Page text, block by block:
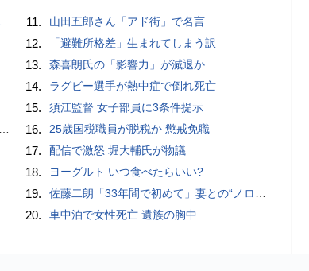
11. 山田五郎さん「アド街」で名言
12. 「避難所格差」生まれてしまう訳
13. 森喜朗氏の「影響力」が減退か
14. ラグビー選手が熱中症で倒れ死亡
15. 須江監督 女子部員に3条件提示
16. 25歳国税職員が脱税か 懲戒免職
17. 配信で激怒 堀大輔氏が物議
18. ヨーグルト いつ食べたらいい?
19. 佐藤二朗「33年間で初めて」妻との“ノロケ砲”に反響続々「威力抜群」「奥様かっこいい」
20. 車中泊で女性死亡 遺族の胸中